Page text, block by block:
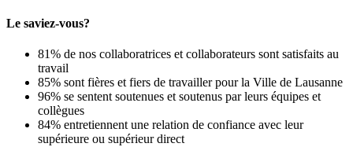
Le saviez-vous?
81% de nos collaboratrices et collaborateurs sont satisfaits au
travail
85% sont fières et fiers de travailler pour la Ville de Lausanne
96% se sentent soutenues et soutenus par leurs équipes et
collègues
84% entretiennent une relation de confiance avec leur
supérieure ou supérieur direct